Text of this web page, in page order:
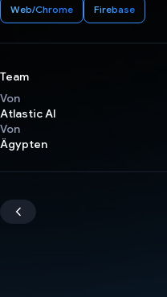
Web/Chrome Firebase
Team
Von
Atlastic AI
Von
Ägypten